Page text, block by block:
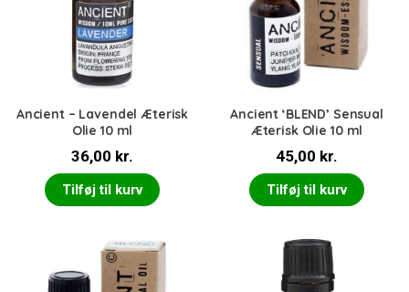
Ancient – Lavendel Æterisk
Olie 10 ml
36,00 kr.
Tilføj til kurv
Ancient ‘BLEND’ Sensual
Æterisk Olie 10 ml
45,00 kr.
Tilføj til kurv